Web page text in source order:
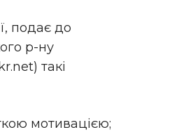
подає до
р-ну
такі
мотивацією;